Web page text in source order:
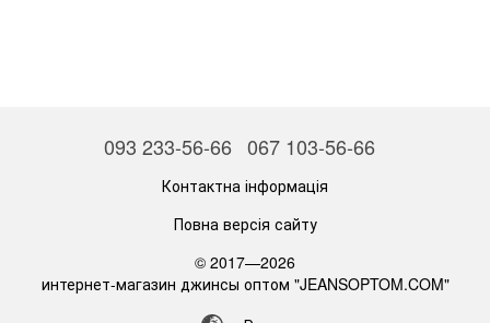
093 233-56-66 067 103-56-66
Контактна інформація
Повна версія сайту
© 2017—2026
интернет-магазин джинсы оптом "JEANSOPTOM.COM"